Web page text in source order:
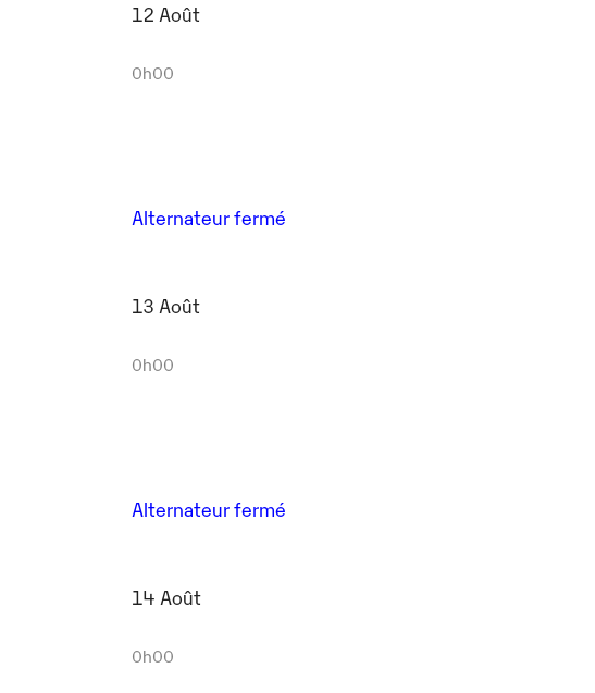
12 Août
0h00
Alternateur fermé
13 Août
0h00
Alternateur fermé
14 Août
0h00